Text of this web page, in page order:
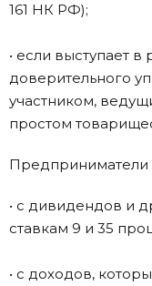
161 НК РФ);
• если выступает
доверительного
участником,
простом
Предприниматели
• с дивидендов и
ставкам 9 и 35
• с доходов,